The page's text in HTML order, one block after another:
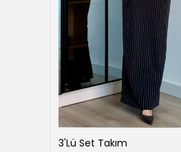
3'Lü Set Takım